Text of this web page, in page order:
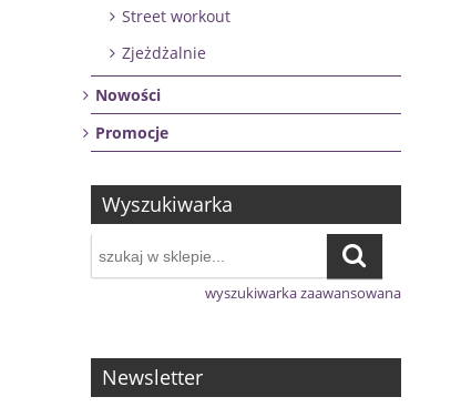
Street workout
Zjeżdżalnie
Nowości
Promocje
Wyszukiwarka
wyszukiwarka zaawansowana
Newsletter